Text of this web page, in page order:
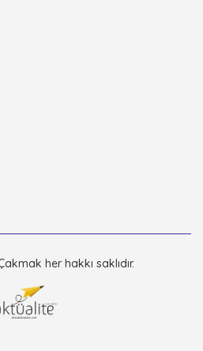
her hakkı saklıdır.